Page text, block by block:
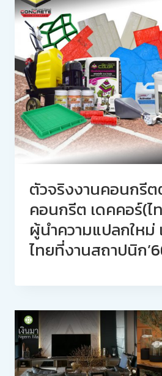
ตัวจริงงานคอนกรี
คอนกรีต เดคคอร์(
ผู้นำความแปลกใหม่
ไทยที่งานสถาปนิก